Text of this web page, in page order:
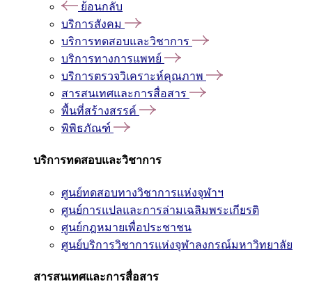
ย้อนกลับ
บริการสังคม
บริการทดสอบและวิชาการ
บริการทางการแพทย์
บริการตรวจวิเคราะห์คุณภาพ
สารสนเทศและการสื่อสาร
พื้นที่สร้างสรรค์
พิพิธภัณฑ์
บริการทดสอบและวิชาการ
ศูนย์ทดสอบทางวิชาการแห่งจุฬาฯ
ศูนย์การแปลและการล่ามเฉลิมพระเกียรติ
ศูนย์กฎหมายเพื่อประชาชน
ศูนย์บริการวิชาการแห่งจุฬาลงกรณ์มหาวิทยาลัย
สารสนเทศและการสื่อสาร